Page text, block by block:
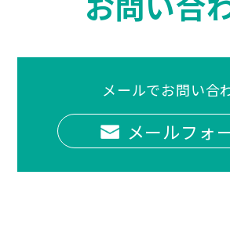
メールでお問い合
メールフォ